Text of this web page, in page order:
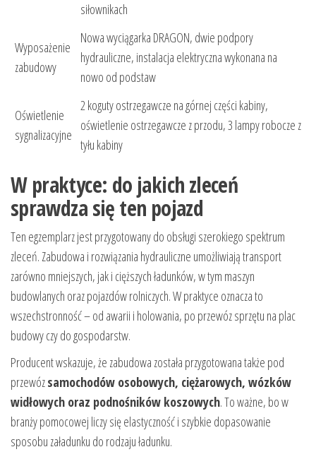
siłownikach
Wyposażenie
zabudowy
Nowa wyciągarka DRAGON, dwie podpory
hydrauliczne, instalacja elektryczna wykonana na
nowo od podstaw
Oświetlenie
sygnalizacyjne
2 koguty ostrzegawcze na górnej części kabiny,
oświetlenie ostrzegawcze z przodu, 3 lampy robocze z
tyłu kabiny
W praktyce: do jakich zleceń
sprawdza się ten pojazd
Ten egzemplarz jest przygotowany do obsługi szerokiego spektrum
zleceń. Zabudowa i rozwiązania hydrauliczne umożliwiają transport
zarówno mniejszych, jak i cięższych ładunków, w tym maszyn
budowlanych oraz pojazdów rolniczych. W praktyce oznacza to
wszechstronność – od awarii i holowania, po przewóz sprzętu na plac
budowy czy do gospodarstw.
Producent wskazuje, że zabudowa została przygotowana także pod
przewózsamochodów osobowych, ciężarowych, wózków
widłowych oraz podnośników koszowych. To ważne, bo w
branży pomocowej liczy się elastyczność i szybkie dopasowanie
sposobu załadunku do rodzaju ładunku.